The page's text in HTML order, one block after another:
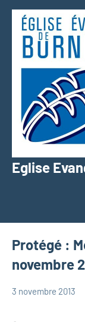
Aller
contenu
Eglise
Texte
Protégé :
novembre
3 novembre 2013